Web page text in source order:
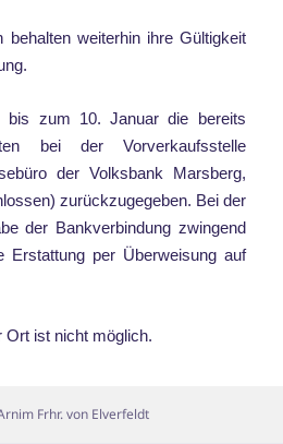
behalten weiterhin ihre Gültigkeit
bis zum 10. Januar die bereits
bei der Vorverkaufsstelle
der Volksbank Marsberg,
zurückzugegeben. Bei der
der Bankverbindung zwingend
Erstattung per Überweisung auf
Ort ist nicht möglich.
Frhr. von Elverfeldt